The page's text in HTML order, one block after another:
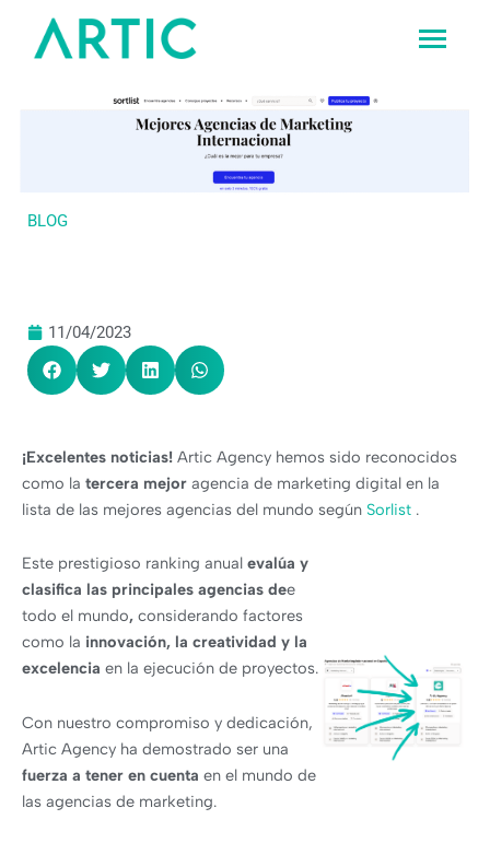
contenido
BLOG
11/04/2023
¡Excelentes noticias! Artic Agency hemos sido reconocidos
como la tercera mejor agencia de marketing digital en la
lista de las mejores agencias del mundo según Sorlist .
Este prestigioso ranking anual evalúa y
clasifica las principales agencias dee
todo el mundo, considerando factores
como la innovación, la creatividad y la
excelencia en la ejecución de proyectos.
Con nuestro compromiso y dedicación,
Artic Agency ha demostrado ser una
fuerza a tener en cuenta en el mundo de
las agencias de marketing.